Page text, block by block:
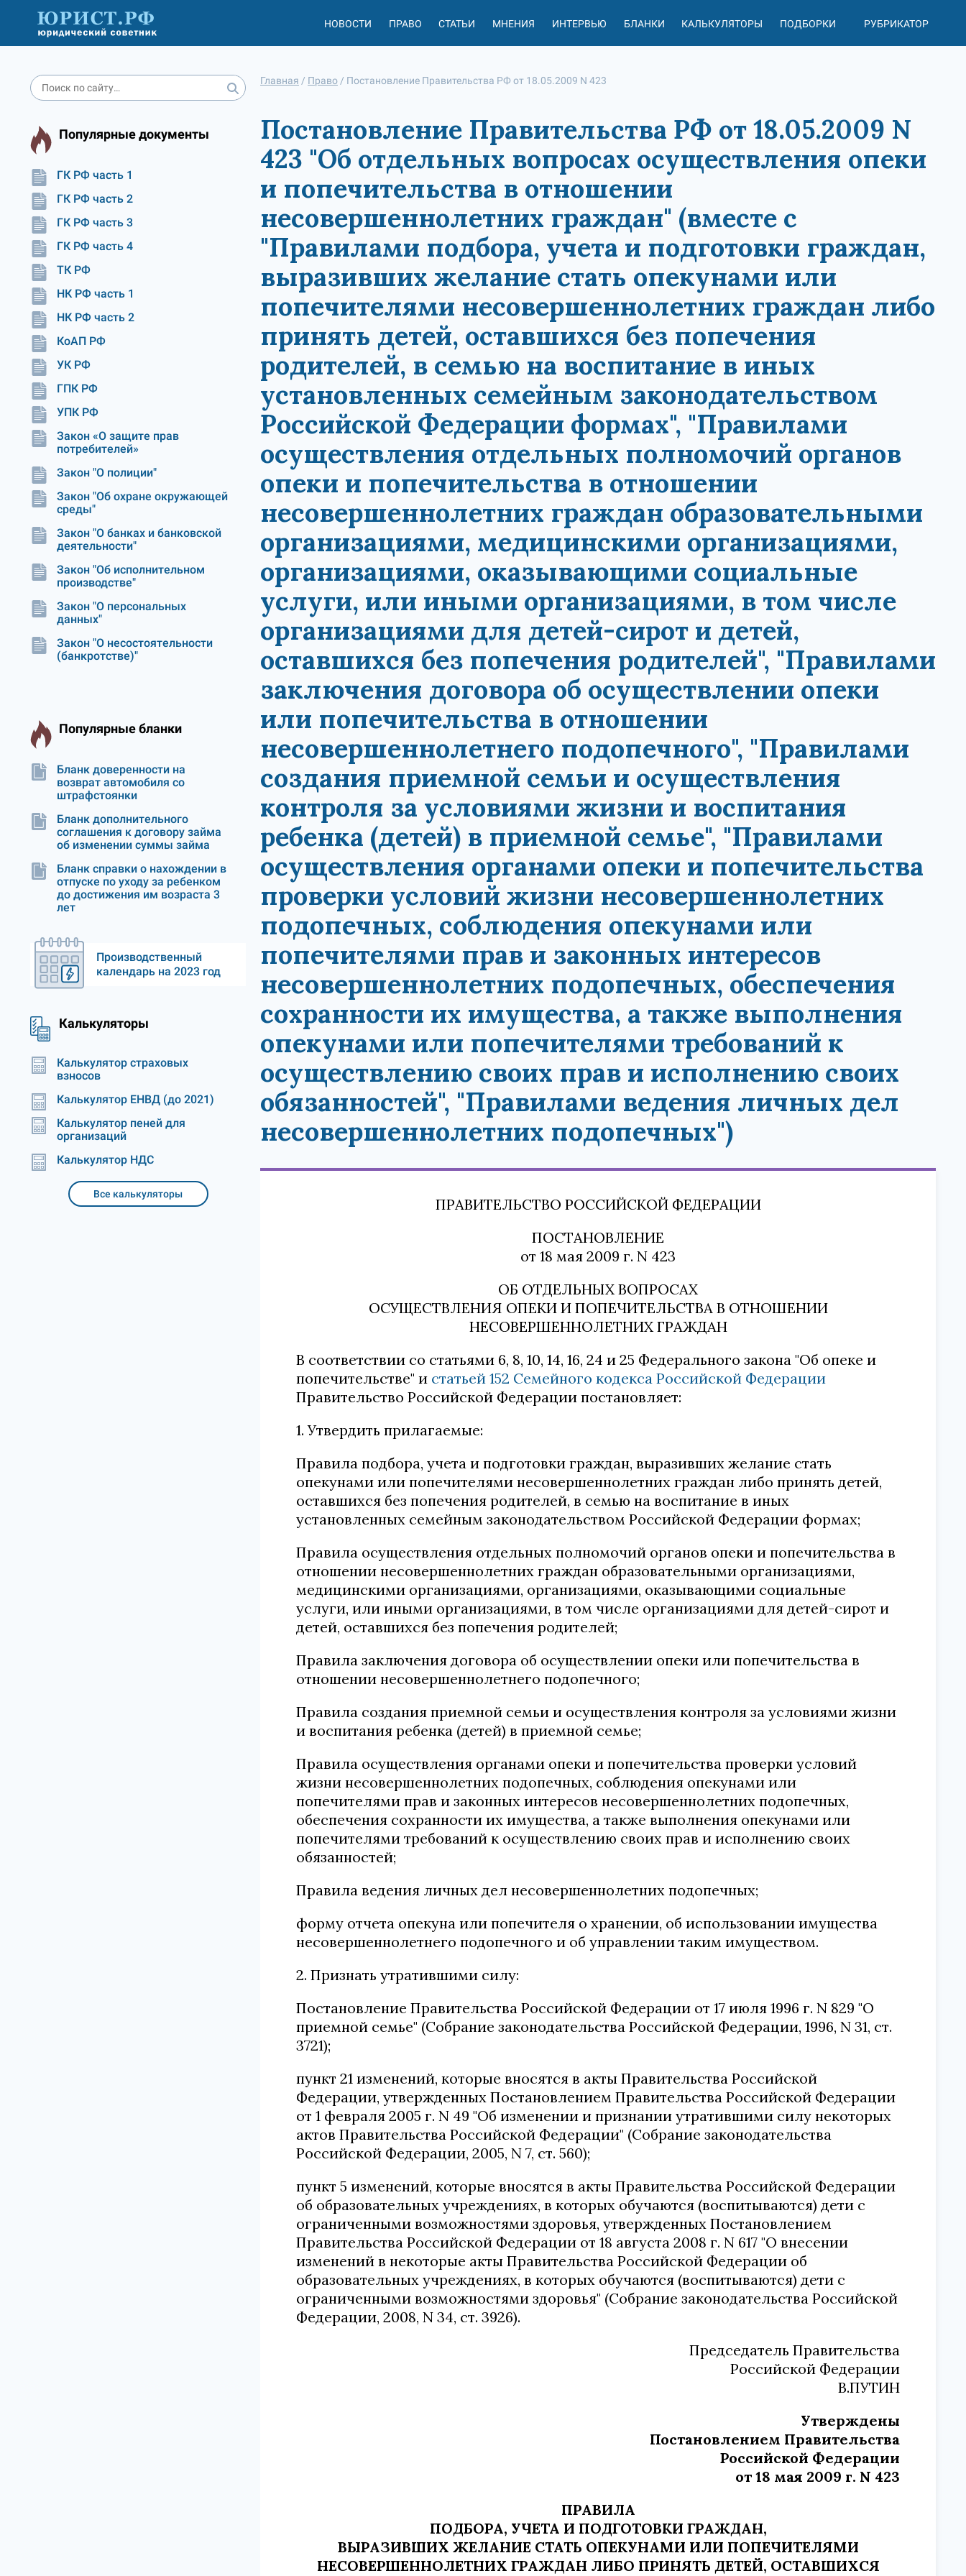
НОВОСТИ ПРАВО СТАТЬИ МНЕНИЯ ИНТЕРВЬЮ БЛАНКИ КАЛЬКУЛЯТОРЫ ПОДБОРКИ РУБРИКАТОР
Популярные документы
ГК РФ часть 1
ГК РФ часть 2
ГК РФ часть 3
ГК РФ часть 4
ТК РФ
НК РФ часть 1
НК РФ часть 2
КоАП РФ
УК РФ
ГПК РФ
УПК РФ
Закон «О защите прав
потребителей»
Закон "О полиции"
Закон "Об охране окружающей
среды"
Закон "О банках и банковской
деятельности"
Закон "Об исполнительном
производстве"
Закон "О персональных
данных"
Закон "О несостоятельности
(банкротстве)"
Популярные бланки
Бланк доверенности на
возврат автомобиля со
штрафстоянки
Бланк дополнительного
соглашения к договору займа
об изменении суммы займа
Бланк справки о нахождении в
отпуске по уходу за ребенком
до достижения им возраста 3
лет
Производственный
календарь на 2023 год
Калькуляторы
Калькулятор страховых
взносов
Калькулятор ЕНВД (до 2021)
Калькулятор пеней для
организаций
Калькулятор НДС
Все калькуляторы
Главная / Право / Постановление Правительства РФ от 18.05.2009 N 423
Постановление Правительства РФ от 18.05.2009 N
423 "Об отдельных вопросах осуществления опеки
и попечительства в отношении
несовершеннолетних граждан" (вместе с
"Правилами подбора, учета и подготовки граждан,
выразивших желание стать опекунами или
попечителями несовершеннолетних граждан либо
принять детей, оставшихся без попечения
родителей, в семью на воспитание в иных
установленных семейным законодательством
Российской Федерации формах", "Правилами
осуществления отдельных полномочий органов
опеки и попечительства в отношении
несовершеннолетних граждан образовательными
организациями, медицинскими организациями,
организациями, оказывающими социальные
услуги, или иными организациями, в том числе
организациями для детей-сирот и детей,
оставшихся без попечения родителей", "Правилами
заключения договора об осуществлении опеки
или попечительства в отношении
несовершеннолетнего подопечного", "Правилами
создания приемной семьи и осуществления
контроля за условиями жизни и воспитания
ребенка (детей) в приемной семье", "Правилами
осуществления органами опеки и попечительства
проверки условий жизни несовершеннолетних
подопечных, соблюдения опекунами или
попечителями прав и законных интересов
несовершеннолетних подопечных, обеспечения
сохранности их имущества, а также выполнения
опекунами или попечителями требований к
осуществлению своих прав и исполнению своих
обязанностей", "Правилами ведения личных дел
несовершеннолетних подопечных")
ПРАВИТЕЛЬСТВО РОССИЙСКОЙ ФЕДЕРАЦИИ
ПОСТАНОВЛЕНИЕ
от 18 мая 2009 г. N 423
ОБ ОТДЕЛЬНЫХ ВОПРОСАХ
ОСУЩЕСТВЛЕНИЯ ОПЕКИ И ПОПЕЧИТЕЛЬСТВА В ОТНОШЕНИИ
НЕСОВЕРШЕННОЛЕТНИХ ГРАЖДАН
В соответствии со статьями 6, 8, 10, 14, 16, 24 и 25 Федерального закона "Об опеке и
попечительстве" и статьей 152 Семейного кодекса Российской Федерации
Правительство Российской Федерации постановляет:
1. Утвердить прилагаемые:
Правила подбора, учета и подготовки граждан, выразивших желание стать
опекунами или попечителями несовершеннолетних граждан либо принять детей,
оставшихся без попечения родителей, в семью на воспитание в иных
установленных семейным законодательством Российской Федерации формах;
Правила осуществления отдельных полномочий органов опеки и попечительства в
отношении несовершеннолетних граждан образовательными организациями,
медицинскими организациями, организациями, оказывающими социальные
услуги, или иными организациями, в том числе организациями для детей-сирот и
детей, оставшихся без попечения родителей;
Правила заключения договора об осуществлении опеки или попечительства в
отношении несовершеннолетнего подопечного;
Правила создания приемной семьи и осуществления контроля за условиями жизни
и воспитания ребенка (детей) в приемной семье;
Правила осуществления органами опеки и попечительства проверки условий
жизни несовершеннолетних подопечных, соблюдения опекунами или
попечителями прав и законных интересов несовершеннолетних подопечных,
обеспечения сохранности их имущества, а также выполнения опекунами или
попечителями требований к осуществлению своих прав и исполнению своих
обязанностей;
Правила ведения личных дел несовершеннолетних подопечных;
форму отчета опекуна или попечителя о хранении, об использовании имущества
несовершеннолетнего подопечного и об управлении таким имуществом.
2. Признать утратившими силу:
Постановление Правительства Российской Федерации от 17 июля 1996 г. N 829 "О
приемной семье" (Собрание законодательства Российской Федерации, 1996, N 31, ст.
3721);
пункт 21 изменений, которые вносятся в акты Правительства Российской
Федерации, утвержденных Постановлением Правительства Российской Федерации
от 1 февраля 2005 г. N 49 "Об изменении и признании утратившими силу некоторых
актов Правительства Российской Федерации" (Собрание законодательства
Российской Федерации, 2005, N 7, ст. 560);
пункт 5 изменений, которые вносятся в акты Правительства Российской Федерации
об образовательных учреждениях, в которых обучаются (воспитываются) дети с
ограниченными возможностями здоровья, утвержденных Постановлением
Правительства Российской Федерации от 18 августа 2008 г. N 617 "О внесении
изменений в некоторые акты Правительства Российской Федерации об
образовательных учреждениях, в которых обучаются (воспитываются) дети с
ограниченными возможностями здоровья" (Собрание законодательства Российской
Федерации, 2008, N 34, ст. 3926).
Председатель Правительства
Российской Федерации
В.ПУТИН
Утверждены
Постановлением Правительства
Российской Федерации
от 18 мая 2009 г. N 423
ПРАВИЛА
ПОДБОРА, УЧЕТА И ПОДГОТОВКИ ГРАЖДАН,
ВЫРАЗИВШИХ ЖЕЛАНИЕ СТАТЬ ОПЕКУНАМИ ИЛИ ПОПЕЧИТЕЛЯМИ
НЕСОВЕРШЕННОЛЕТНИХ ГРАЖДАН ЛИБО ПРИНЯТЬ ДЕТЕЙ, ОСТАВШИХСЯ